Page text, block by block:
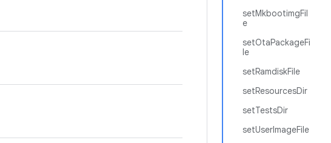
setMkbootimgFil
e
setOtaPackageFi
le
setRamdiskFile
setResourcesDir
setTestsDir
setUserImageFile